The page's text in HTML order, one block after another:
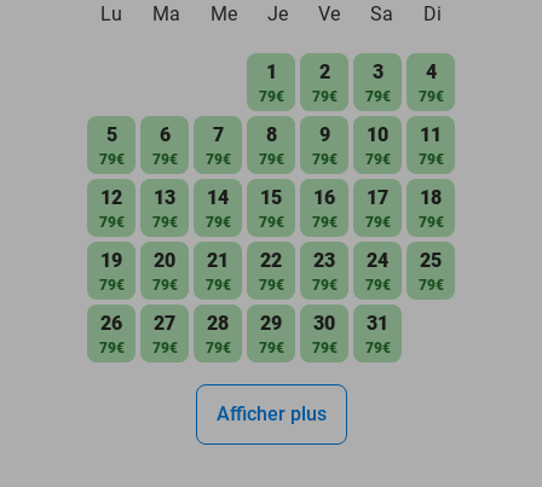
Lu
Ma Me Je Ve Sa Di
1
79€
2
79€
3
79€
4
79€
5
79€
6
79€
7
79€
8
79€
9
79€
10
79€
11
79€
12
79€
13
79€
14
79€
15
79€
16
79€
17
79€
18
79€
19
79€
20
79€
21
79€
22
79€
23
79€
24
79€
25
79€
26
79€
27
79€
28
79€
29
79€
30
79€
31
79€
Afficher plus